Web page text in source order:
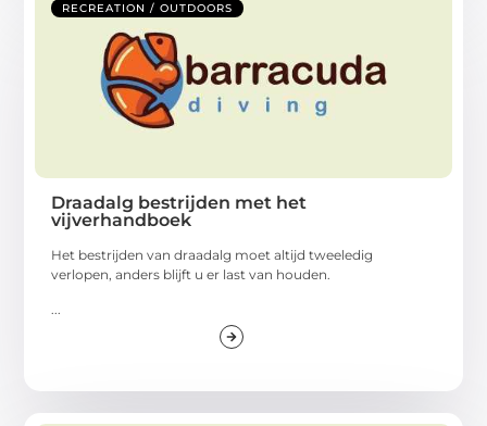
RECREATION / OUTDOORS
Draadalg bestrijden met het
vijverhandboek
Het bestrijden van draadalg moet altijd tweeledig
verlopen, anders blijft u er last van houden.
...